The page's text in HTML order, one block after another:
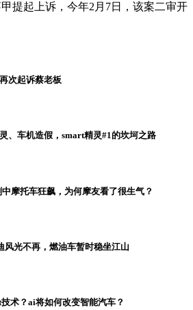
提起上诉，今年2月7日，该案二审开
次起诉蔡老板
、车机造假，smart精灵#1的坎坷之路
摩托车狂飙，为何摩友看了很生气？
风光不再，燃油车暂时稳坐江山
术？ai将如何改变智能汽车？